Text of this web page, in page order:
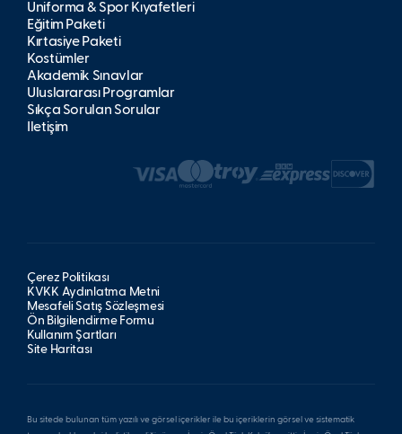
Üniforma & Spor Kıyafetleri
Eğitim Paketi
Kırtasiye Paketi
Kostümler
Akademik Sınavlar
Uluslararası Programlar
Sıkça Sorulan Sorular
İletişim
Çerez Politikası
KVKK Aydınlatma Metni
Mesafeli Satış Sözleşmesi
Ön Bilgilendirme Formu
Kullanım Şartları
Site Haritası
Bu sitede bulunan tüm yazılı ve görsel içerikler ile bu içeriklerin görsel ve sistematik